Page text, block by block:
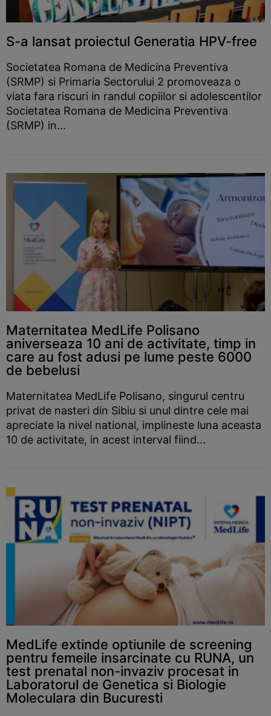
S-a lansat proiectul Generatia HPV-free
Societatea Romana de Medicina Preventiva
(SRMP) si Primaria Sectorului 2 promoveaza o
viata fara riscuri in randul copiilor si adolescentilor
Societatea Romana de Medicina Preventiva
(SRMP) in...
Maternitatea MedLife Polisano
aniverseaza 10 ani de activitate, timp in
care au fost adusi pe lume peste 6000
de bebelusi
Maternitatea MedLife Polisano, singurul centru
privat de nasteri din Sibiu si unul dintre cele mai
apreciate la nivel national, implineste luna aceasta
10 de activitate, in acest interval fiind...
MedLife extinde optiunile de screening
pentru femeile insarcinate cu RUNA, un
test prenatal non-invaziv procesat in
Laboratorul de Genetica si Biologie
Moleculara din Bucuresti